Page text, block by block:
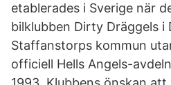
etablerades i Sverige när
bilklubben Dirty Dräggels i
Staffanstorps kommun
officiell Hells Angels-